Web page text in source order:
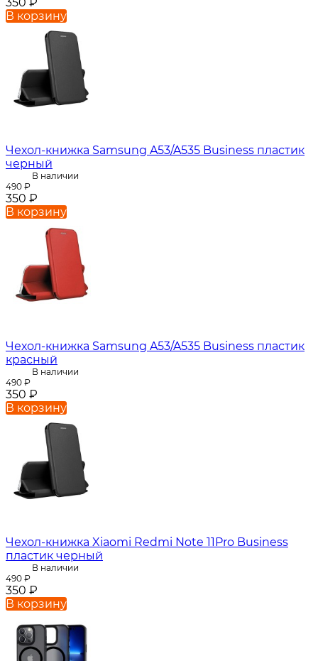
В корзину
Чехол-книжка Samsung A53/A535 Business пластик
черный
В наличии
490 ₽
350 ₽
В корзину
Чехол-книжка Samsung A53/A535 Business пластик
красный
В наличии
490 ₽
350 ₽
В корзину
Чехол-книжка Xiaomi Redmi Note 11Pro Business
пластик черный
В наличии
490 ₽
350 ₽
В корзину